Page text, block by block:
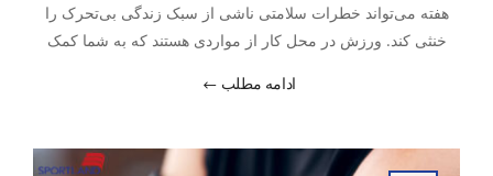
هفته می‌تواند خطرات سلامتی ناشی از سبک زندگی بی‌تحرک را
خنثی کند. ورزش در محل کار از مواردی هستند که به شما کمک
دهید و از مزایای آن برخوردار گردید.
ادامه مطلب